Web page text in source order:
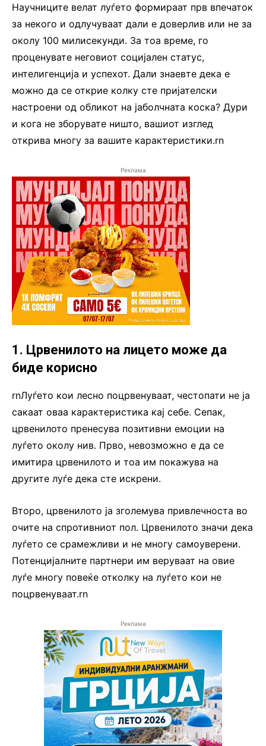
Научниците велат луѓето формираат прв впечаток
за некого и одлучуваат дали е доверлив или не за
околу 100 милисекунди. За тоа време, го
проценувате неговиот социјален статус,
интелигенција и успехот. Дали знаевте дека е
можно да се открие колку сте пријателски
настроени од обликот на јаболчната коска? Дури
и кога не зборувате ништо, вашиот изглед
открива многу за вашите карактеристики.rn
Реклама
1. Црвенилото на лицето може да
биде корисно
rnЛуѓето кои лесно поцрвенуваат, честопати не ја
сакаат оваа карактеристика кај себе. Сепак,
црвенилото пренесува позитивни емоции на
луѓето околу нив. Прво, невозможно е да се
имитира црвенилото и тоа им покажува на
другите луѓе дека сте искрени.
Второ, црвенилото ја зголемува привлечноста во
очите на спротивниот пол. Црвенилото значи дека
луѓето се срамежливи и не многу самоуверени.
Потенцијалните партнери им веруваат на овие
луѓе многу повеќе отколку на луѓето кои не
поцрвенуваат.rn
Реклама